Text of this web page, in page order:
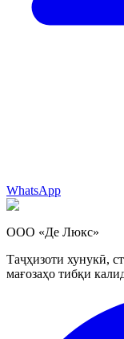
WhatsApp
ООО «Де Люкс»
Таҷҳизоти хунукӣ,
мағозаҳо тибқи